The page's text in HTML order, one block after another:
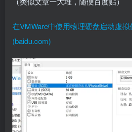
在VMWare中使用物理硬盘启动虚
(baidu.com)